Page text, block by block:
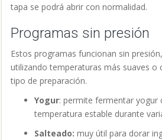
tapa se podrá abrir con normalidad.
Programas sin presión
Estos programas funcionan sin
utilizando temperaturas más suaves o
tipo de preparación.
Yogur: permite fermentar yogur
temperatura estable durante
Salteado: muy útil para dorar